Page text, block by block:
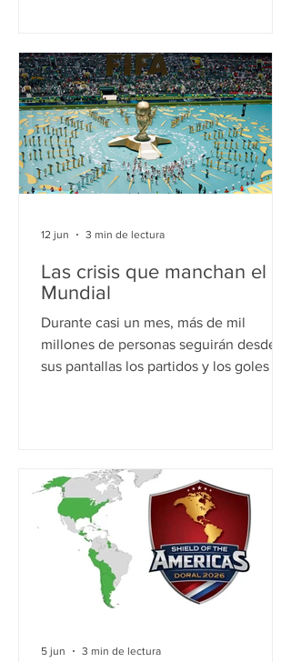
resolución vinculante. Cómo queda
todo: ¿igual que antes de los
bombardeos? El mundo agradecerá,
hasta un acuerdo final, el memorándum
de entendimiento alcanzado por
Estados Unidos e Irán para poner fin a
una guerra de más de 100 días que
Las crisis que manchan el
Mundial
Durante casi un mes, más de mil
millones de personas seguirán desde
sus pantallas los partidos y los goles del
conflictos como no se veía desde hace
décadas. Geopolítica y fútbol siempre
han ido de la mano. La Segunda Guerra
Mundial obligó a cancelar los
mundiales de 1942 y 1946. Hoy, los tres
países organizadores de esta edición —
Estados Unidos
12 jun 3 min de lectura
5 jun 3 min de lectura